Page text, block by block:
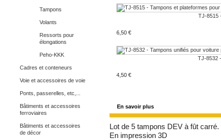
Tampons
Volants
Ressorts pour
élongations
Peho-KKK
Cadres et conteneurs
Voie et accessoires de voie
Ponts, passerelles, etc,...
Bâtiments et accessoires
ferroviaires
Bâtiments et accessoires
de décor
TJ-8515
6,50 €
TJ-8532
4,50 €
En savoir plus
Lot de 5 tampons DEV à fût carré.
En impression 3D